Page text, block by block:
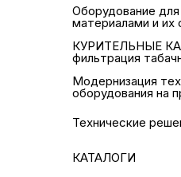
Оборудование
материалами и их
КУРИТЕЛЬНЫЕ
фильтрация
Модернизация
оборудования на
Технические
КАТАЛОГИ